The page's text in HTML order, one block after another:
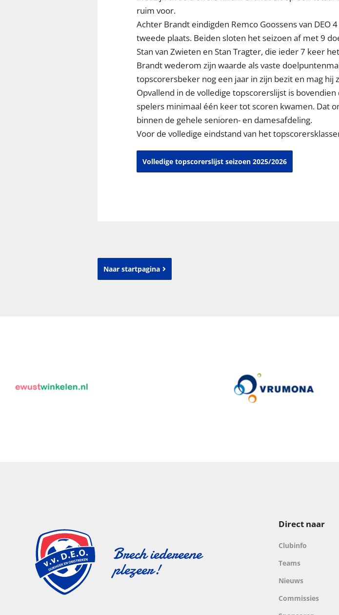
ruim voor.
Achter Brandt eindigden Remco Goossens van DEO
tweede plaats. Beiden sloten het seizoen af met 9
Stan van Zwieten en Stan Tragter, die ieder 7 keer
Brandt wederom zijn waarde als vaste
topscorersbeker nog een jaar in zijn bezit en mag
Opvallend in de volledige topscorerslijst is
spelers minimaal één keer tot scoren kwamen. Dat
binnen de gehele senioren- en damesafdeling.
Voor de volledige eindstand van het
Volledige topscorerslijst seizoen 2025/2026
Naar startpagina
Direct naar
Clubinfo
Teams
Nieuws
Commissies